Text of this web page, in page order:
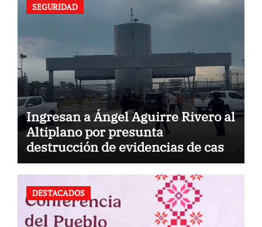
SEGURIDAD
Ingresan a Ángel Aguirre Rivero al
Altiplano por presunta
destrucción de evidencias de caso
Ayotzinapa
DESTACADOS